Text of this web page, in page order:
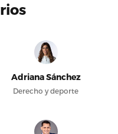
Adriana Sánchez
Derecho y deporte